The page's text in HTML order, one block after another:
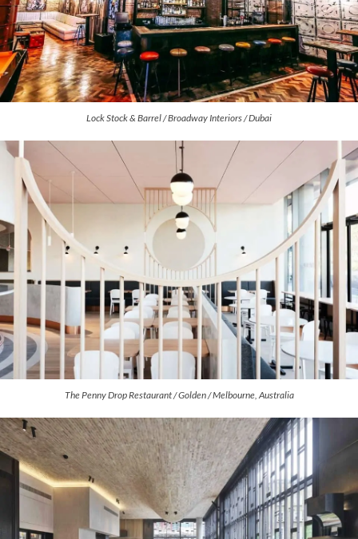
Lock Stock & Barrel / Broadway Interiors / Dubai
The Penny Drop Restaurant / Golden / Melbourne, Australia